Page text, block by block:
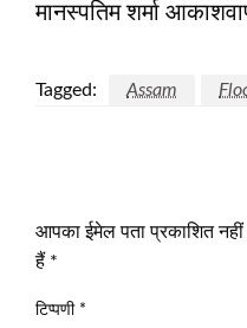
मानस्पतिम शर्मा
Tagged: Assam
आपका ईमेल पता प्रकाशित नहीं
हैं *
टिप्पणी *